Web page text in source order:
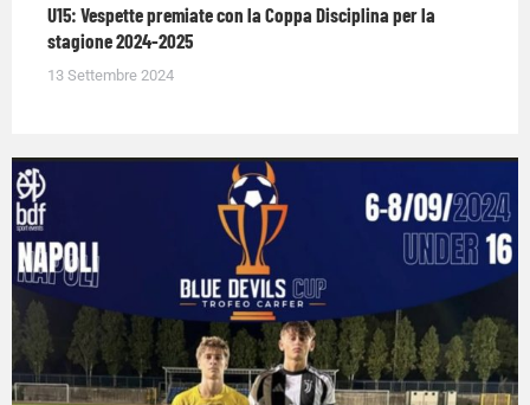
U15: Vespette premiate con la Coppa Disciplina per la
stagione 2024-2025
13 Settembre 2024